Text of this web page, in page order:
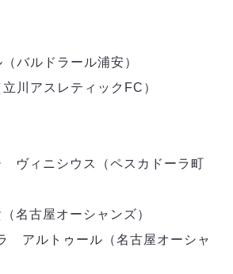
ュート成功率
2PK
命Ｆリーグカップ 2026
仙台
葛飾
松
ル新居浜
Ｆ１）
海道
だ
バルドラール浦安）
川アスレティックFC）
ィニシウス（ペスカドーラ町
古屋オーシャンズ）
アルトゥール（名古屋オーシャ